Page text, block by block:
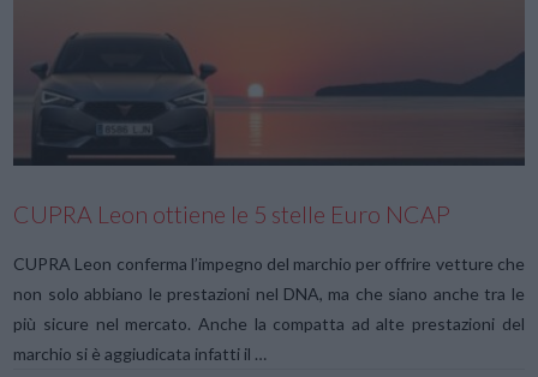
VIEW POST
CUPRA Leon ottiene le 5 stelle Euro NCAP
CUPRA Leon conferma l’impegno del marchio per offrire vetture che
non solo abbiano le prestazioni nel DNA, ma che siano anche tra le
più sicure nel mercato. Anche la compatta ad alte prestazioni del
marchio si è aggiudicata infatti il …